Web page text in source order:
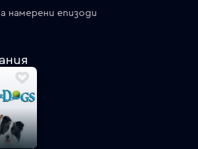
намерени епизоди